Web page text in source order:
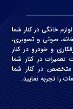
انواع لوازم خانگی در کنار شما
صوتی و‌ تصویری،
و خودرو در کنار
در کنار شما
متخصص در کنار شما
را تجربه نمایید.